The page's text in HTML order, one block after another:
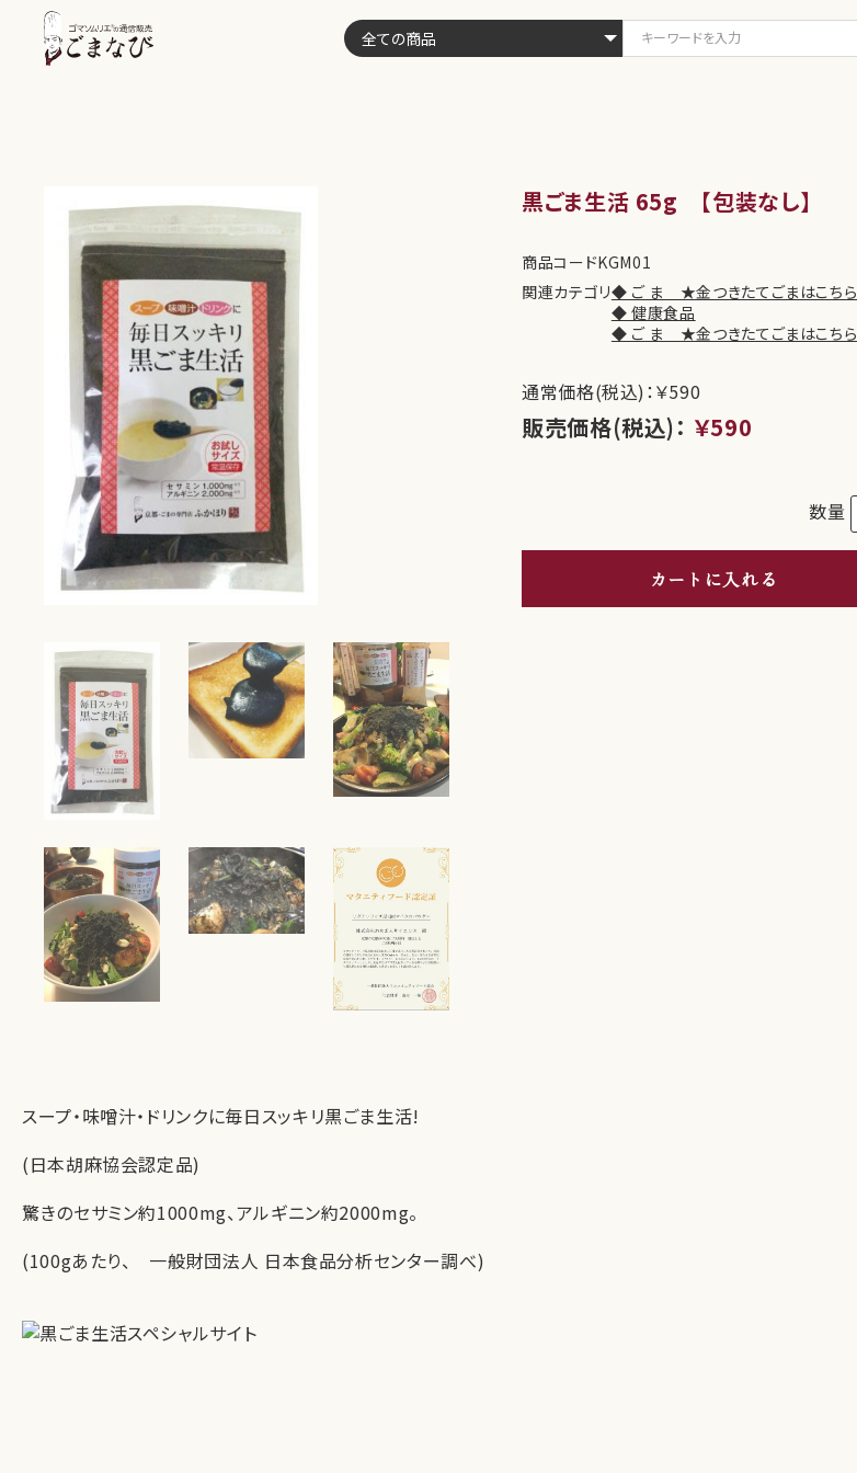
黒ごま生活 65g 【包装なし】
商品コードKGM01
関連カテゴリ◆ ご ま ★金つきたてごまはこちら
◆ 健康食品
◆ ご ま ★金つきたてごまはこちら
通常価格(税込)：￥590
販売価格(税込)： ￥590
数量
カートに入れる
スープ・味噌汁・ドリンクに毎日スッキリ黒ごま生活!
(日本胡麻協会認定品)
驚きのセサミン約1000mg、アルギニン約2000mg。
(100gあたり、 一般財団法人 日本食品分析センター調べ)